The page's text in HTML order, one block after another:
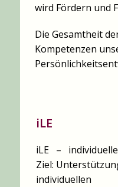
wird Fördern und
Die Gesamtheit
Kompetenzen
iLE
iLE –
Ziel:
individuellen